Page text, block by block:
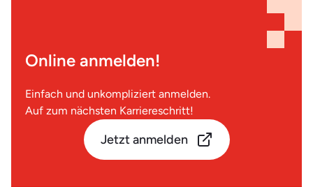
Online anmelden!
Einfach und unkompliziert anmelden.
Auf zum nächsten Karriereschritt!
Jetzt anmelden